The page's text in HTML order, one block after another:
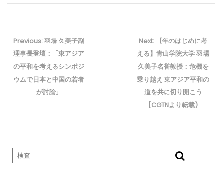
稿
ナ
ビ
ゲ
ー
Previous:Previous
post:
羽場 久美子副
理事長登壇：「東アジア
の平和を考えるシンポジ
ウムで日本と中国の若者
が討論」
Next: Next
post:
【年のはじめに考
える】青山学院大学 羽場
久美子名誉教授：危機を
乗り越え 東アジア平和の
道を共に切り開こう
[CGTNより転載)